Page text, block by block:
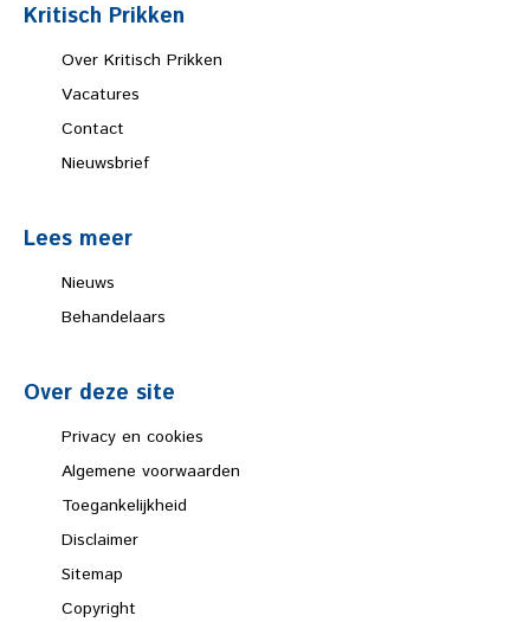
Kritisch Prikken
Over Kritisch Prikken
Vacatures
Contact
Nieuwsbrief
Lees meer
Nieuws
Behandelaars
Over deze site
Privacy en cookies
Algemene voorwaarden
Toegankelijkheid
Disclaimer
Sitemap
Copyright